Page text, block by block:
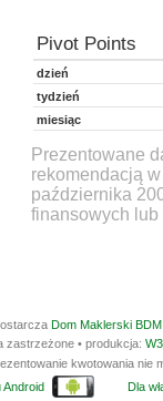
Pivot Points
dzień
tydzień
miesiąc
Prezentowane
rekomendacją
października
finansowych lub
Dom Maklerski
zastrzeżone • produkcja:
kwotowania
Android Dla